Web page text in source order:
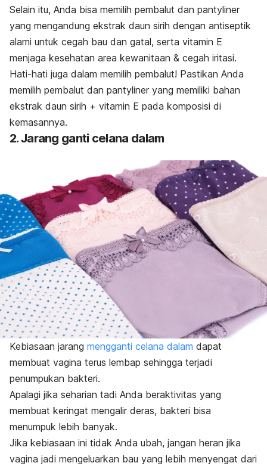
Selain itu, Anda bisa memilih pembalut dan pantyliner
yang mengandung ekstrak daun sirih dengan antiseptik
alami untuk cegah bau dan gatal, serta vitamin E
menjaga kesehatan area kewanitaan & cegah iritasi.
Hati-hati juga dalam memilih pembalut! Pastikan Anda
memilih pembalut dan pantyliner yang memiliki bahan
ekstrak daun sirih + vitamin E pada komposisi di
kemasannya.
2. Jarang ganti celana dalam
Kebiasaan jarang mengganti celana dalam dapat
membuat vagina terus lembap sehingga terjadi
penumpukan bakteri.
Apalagi jika seharian tadi Anda beraktivitas yang
membuat keringat mengalir deras, bakteri bisa
menumpuk lebih banyak.
Jika kebiasaan ini tidak Anda ubah, jangan heran jika
vagina jadi mengeluarkan bau yang lebih menyengat dari